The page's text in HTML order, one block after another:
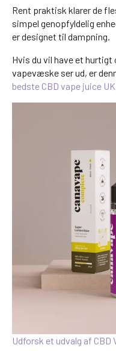
Rent praktisk klarer de
simpel genopfyldelig
er designet til dampning.
Hvis du vil have et hurtigt
vapevæske ser ud, er
bedste CBD vape juice
Udforsk et udvalg af